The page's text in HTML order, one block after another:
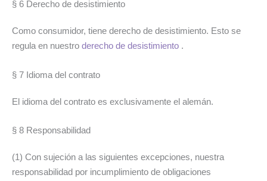
§ 6 Derecho de desistimiento
Como consumidor, tiene derecho de desistimiento. Esto se
regula en nuestro derecho de desistimiento .
§ 7 Idioma del contrato
El idioma del contrato es exclusivamente el alemán.
§ 8 Responsabilidad
(1) Con sujeción a las siguientes excepciones, nuestra
responsabilidad por incumplimiento de obligaciones